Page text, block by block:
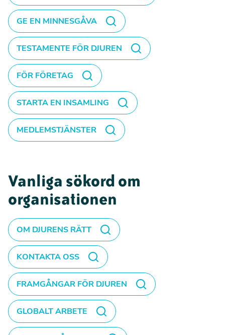
GE EN MINNESGÅVA
TESTAMENTE FÖR DJUREN
FÖR FÖRETAG
STARTA EN INSAMLING
MEDLEMSTJÄNSTER
Vanliga sökord om
organisationen
OM DJURENS RÄTT
KONTAKTA OSS
FRAMGÅNGAR FÖR DJUREN
GLOBALT ARBETE